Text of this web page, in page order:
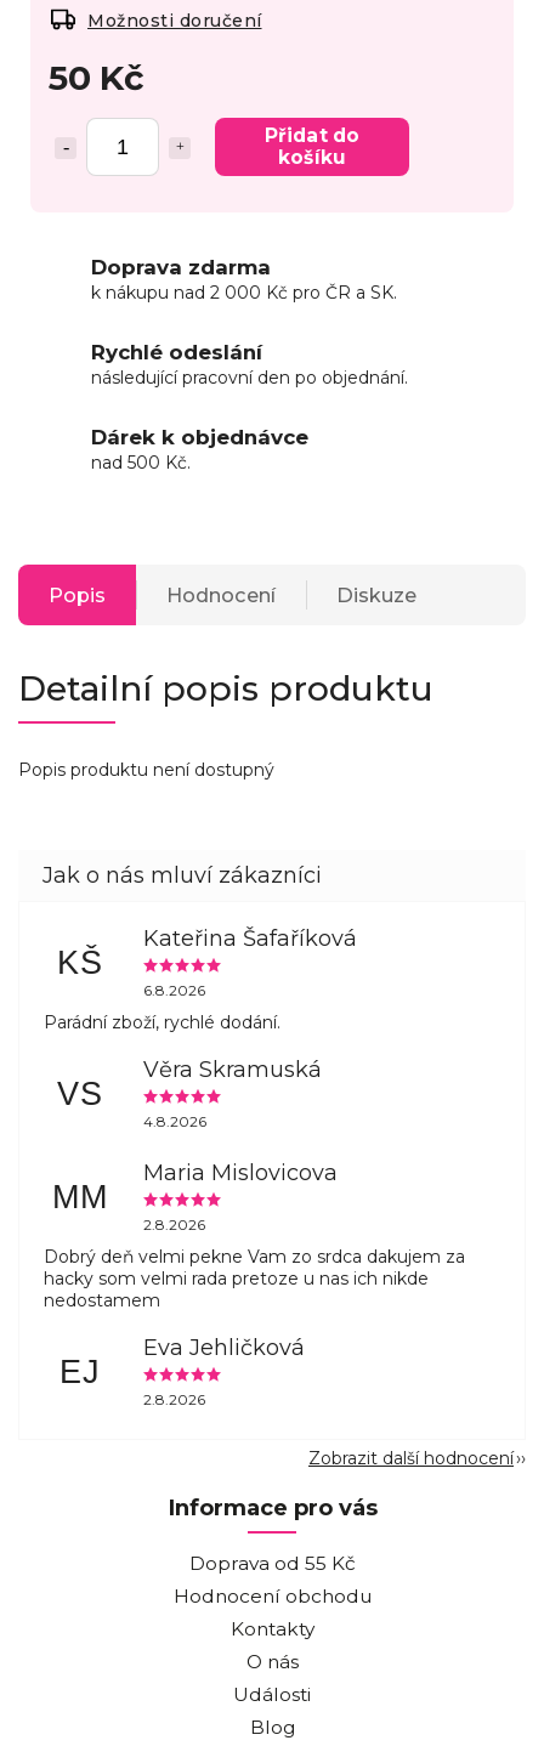
50 Kč
Přidat do
košíku
Možnosti doručení
Doprava zdarma
k nákupu nad 2 000 Kč pro ČR a SK.
Rychlé odeslání
následující pracovní den po objednání.
Dárek k objednávce
nad 500 Kč.
Popis Hodnocení Diskuze
Detailní popis produktu
Popis produktu není dostupný
KŠ
Kateřina Šafaříková
6.8.2026
Parádní zboží, rychlé dodání.
VS
Věra Skramuská
4.8.2026
MM
Maria Mislovicova
2.8.2026
Dobrý deň velmi pekne Vam zo srdca dakujem za
hacky som velmi rada pretoze u nas ich nikde
nedostamem
EJ
Eva Jehličková
2.8.2026
Zobrazit další hodnocení
Informace pro vás
Doprava od 55 Kč
Hodnocení obchodu
Kontakty
O nás
Události
Blog